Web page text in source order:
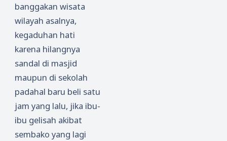
banggakan wisata
wilayah asalnya,
kegaduhan hati
karena hilangnya
sandal di masjid
maupun di sekolah
padahal baru beli satu
jam yang lalu, jika ibu-
ibu gelisah akibat
sembako yang lagi